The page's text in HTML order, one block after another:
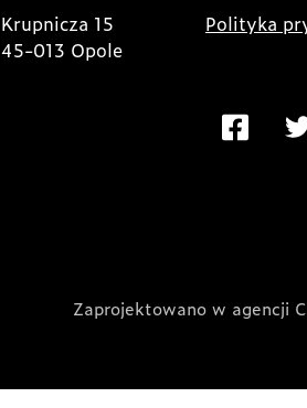
Krupnicza 15
45-013 Opole
Polityka
Zaprojektowano w agencji